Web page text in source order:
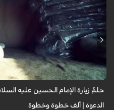
يروي عددٌ من الزائرين مشاعر الشوق
الإمام الحسين عليه السلام، مؤكدين
حلمُ زيارة الإمام الحسين عليه
الدعوة | ألف خطوة وخطوة